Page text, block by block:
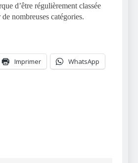
d’être régulièrement classée
nombreuses catégories.
Imprimer WhatsApp